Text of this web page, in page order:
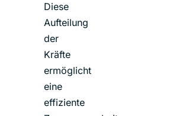
Diese
Aufteilung
der
Kräfte
ermöglicht
eine
effiziente